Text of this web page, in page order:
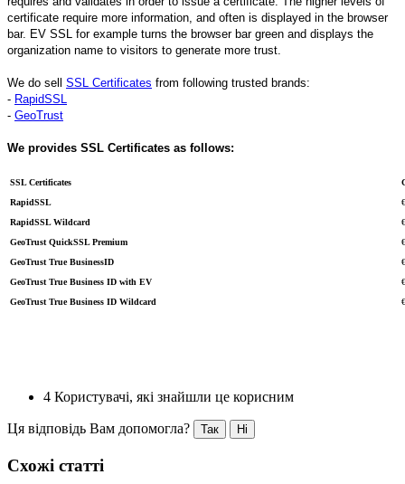
certificate require more information, and often is displayed in the browser
bar. EV SSL for example turns the browser bar green and displays the
organization name to visitors to generate more trust.
We do sell SSL Certificates from following trusted brands:
- RapidSSL
- GeoTrust
We provides SSL Certificates as follows:
SSL Certificates
RapidSSL
RapidSSL Wildcard
GeoTrust QuickSSL Premium
GeoTrust True BusinessID
GeoTrust True Business ID with EV
GeoTrust True Business ID Wildcard
4 Користувачі, які знайшли це корисним
Ця відповідь Вам допомогла? Так Ні
Схожі статті